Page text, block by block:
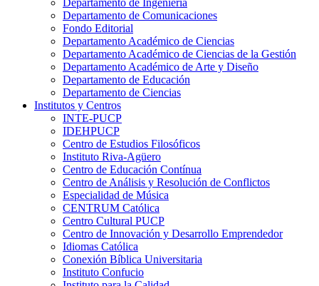
Departamento de Ingeniería
Departamento de Comunicaciones
Fondo Editorial
Departamento Académico de Ciencias
Departamento Académico de Ciencias de la Gestión
Departamento Académico de Arte y Diseño
Departamento de Educación
Departamento de Ciencias
Institutos y Centros
INTE-PUCP
IDEHPUCP
Centro de Estudios Filosóficos
Instituto Riva-Agüero
Centro de Educación Contínua
Centro de Análisis y Resolución de Conflictos
Especialidad de Música
CENTRUM Católica
Centro Cultural PUCP
Centro de Innovación y Desarrollo Emprendedor
Idiomas Católica
Conexión Bíblica Universitaria
Instituto Confucio